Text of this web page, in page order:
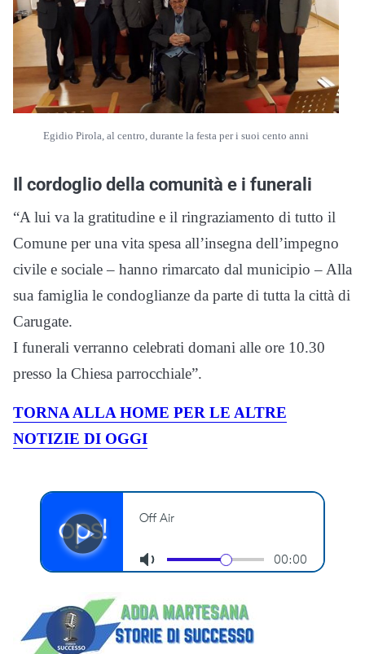
Egidio Pirola, al centro, durante la festa per i suoi cento anni
Il cordoglio della comunità e i funerali
“A lui va la gratitudine e il ringraziamento di tutto il
Comune per una vita spesa all’insegna dell’impegno
civile e sociale – hanno rimarcato dal municipio – Alla
sua famiglia le condoglianze da parte di tutta la città di
Carugate.
I funerali verranno celebrati domani alle ore 10.30
presso la Chiesa parrocchiale”.
TORNA ALLA HOME PER LE ALTRE
NOTIZIE DI OGGI